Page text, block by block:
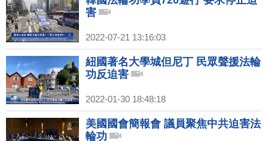
害
2022-07-21 13:16:03
紐國著名大學城但尼丁 民眾聲援法輪
功反迫害
2022-01-30 18:48:18
美國國會簡報會 議員聚焦中共迫害法
輪功